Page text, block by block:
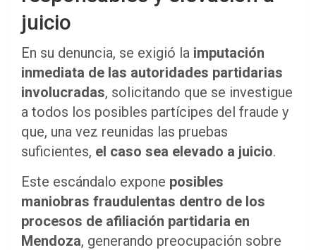
juicio
En su denuncia, se exigió la imputación
inmediata de las autoridades partidarias
involucradas, solicitando que se investigue
a todos los posibles partícipes del fraude y
que, una vez reunidas las pruebas
suficientes, el caso sea elevado a juicio.
Este escándalo expone posibles
maniobras fraudulentas dentro de los
procesos de afiliación partidaria en
Mendoza, generando preocupación sobre